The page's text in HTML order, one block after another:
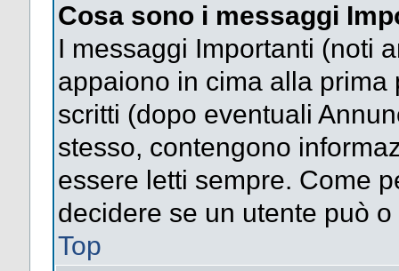
Cosa sono i messaggi
I messaggi Importanti (noti
appaiono in cima alla
scritti (dopo eventuali
stesso, contengono
essere letti sempre. Come
decidere se un utente può
Top